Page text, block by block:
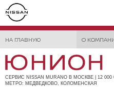
НА ГЛАВНУЮ О
СЕРВИС NISSAN MURANO В МОСКВЕ | 12
МЕТРО: МЕДВЕДКОВО, КОЛОМЕНСКАЯ